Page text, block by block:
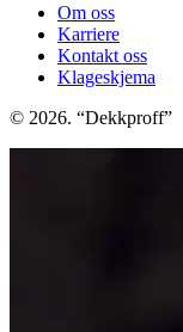
Om oss
Karriere
Kontakt oss
Klageskjema
© 2026. “Dekkproff”